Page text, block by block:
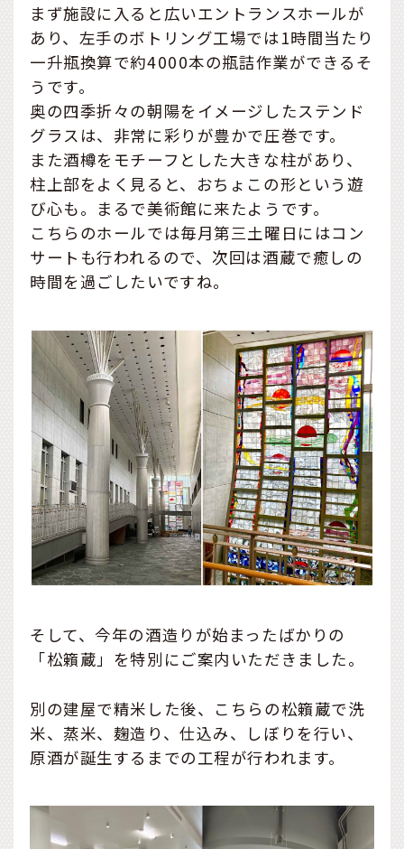
まず施設に入ると広いエントランスホールが
あり、左手のボトリング工場では1時間当たり
一升瓶換算で約4000本の瓶詰作業ができるそ
うです。
奥の四季折々の朝陽をイメージしたステンド
グラスは、非常に彩りが豊かで圧巻です。
また酒樽をモチーフとした大きな柱があり、
柱上部をよく見ると、おちょこの形という遊
び心も。まるで美術館に来たようです。
こちらのホールでは毎月第三土曜日にはコン
サートも行われるので、次回は酒蔵で癒しの
時間を過ごしたいですね。
そして、今年の酒造りが始まったばかりの
「松籟蔵」を特別にご案内いただきました。
別の建屋で精米した後、こちらの松籟蔵で洗
米、蒸米、麹造り、仕込み、しぼりを行い、
原酒が誕生するまでの工程が行われます。